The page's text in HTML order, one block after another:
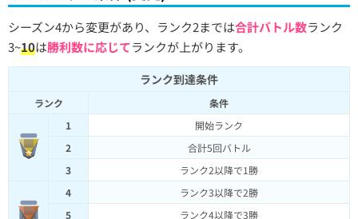
シーズン4から変更があり、ランク2までは合計バトル数ランク
3~10は勝利数に応じてランクが上がります。
ランク到達条件
ランク
条件
1
開始ランク
2
合計5回バトル
3
ランク2以降で1勝
4
ランク3以降で2勝
5
ランク4以降で3勝